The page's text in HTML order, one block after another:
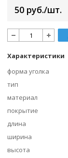
50 руб./шт.
Характеристики
форма уголка
тип
материал
покрытие
длина
ширина
высота